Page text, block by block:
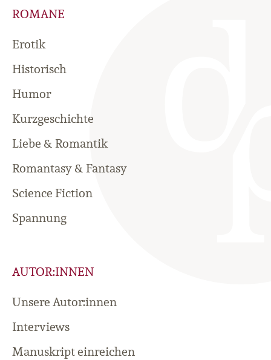
ROMANE
Erotik
Historisch
Humor
Kurzgeschichte
Liebe & Romantik
Romantasy & Fantasy
Science Fiction
Spannung
AUTOR:INNEN
Unsere Autor:innen
Interviews
Manuskript einreichen